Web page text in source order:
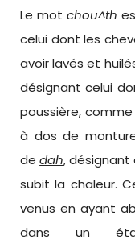
Le motchou^th
celui dont les
avoir lavés et
désignant celui
poussière,
à dos de
dedah, désignant
subit la chaleur.
venus en ayant
dans un